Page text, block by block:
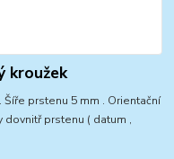
kroužek
prstenu 5 mm . Orientační
dovnitř prstenu ( datum ,